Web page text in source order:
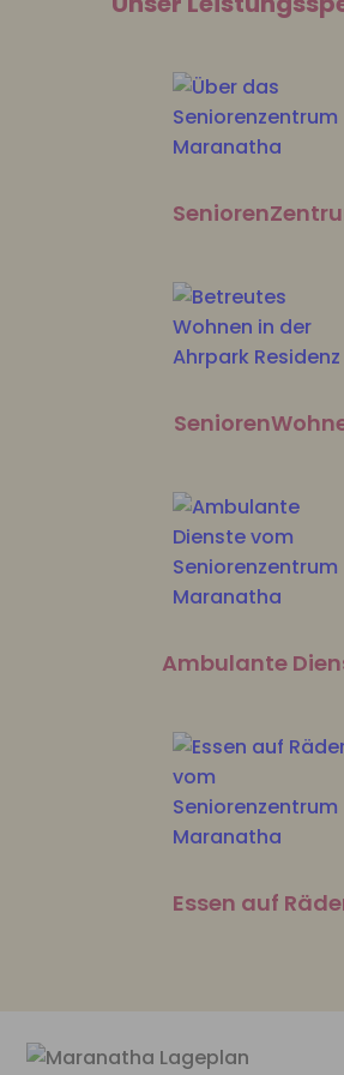
Ambulante
Essen auf